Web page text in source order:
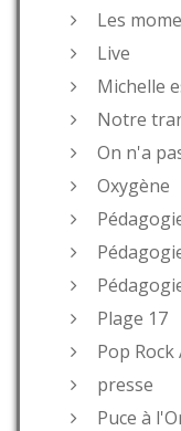
Les
Live
Michelle
Notre
On n'a
Oxygène
Plage 17
Pop
presse
Puce à